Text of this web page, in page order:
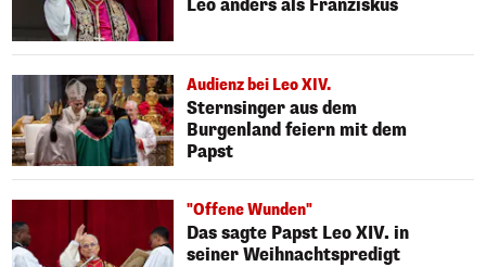
Leo anders als Franziskus
Audienz bei Leo XIV.
Sternsinger aus dem
Burgenland feiern mit dem
Papst
"Offene Wunden"
Das sagte Papst Leo XIV. in
seiner Weihnachtspredigt